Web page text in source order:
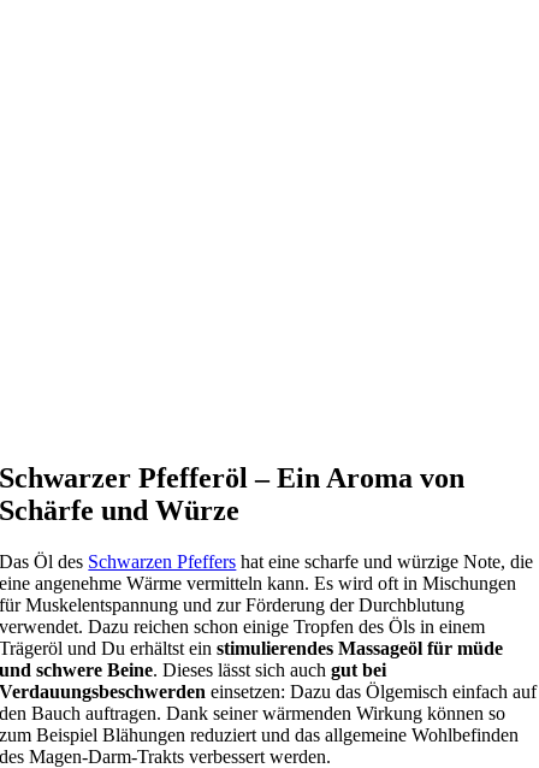
Schwarzer Pfefferöl – Ein Aroma von
Schärfe und Würze
Das Öl des Schwarzen Pfeffers hat eine scharfe und würzige Note, die
eine angenehme Wärme vermitteln kann. Es wird oft in Mischungen
für Muskelentspannung und zur Förderung der Durchblutung
verwendet. Dazu reichen schon einige Tropfen des Öls in einem
Trägeröl und Du erhältst einstimulierendes Massageöl für müde
und schwere Beine. Dieses lässt sich auchgut bei
Verdauungsbeschwerden einsetzen: Dazu das Ölgemisch einfach auf
den Bauch auftragen. Dank seiner wärmenden Wirkung können so
zum Beispiel Blähungen reduziert und das allgemeine Wohlbefinden
des Magen-Darm-Trakts verbessert werden.